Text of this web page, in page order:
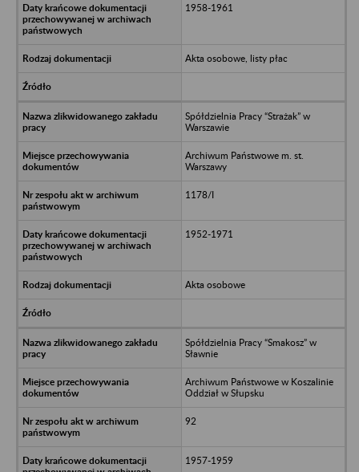
1958-1961
Akta osobowe, listy płac
Spółdzielnia Pracy “Strażak” w
Warszawie
Archiwum Państwowe m. st.
Warszawy
1178/I
1952-1971
Akta osobowe
Spółdzielnia Pracy “Smakosz” w
Sławnie
Archiwum Państwowe w Koszalinie
Oddział w Słupsku
92
1957-1959